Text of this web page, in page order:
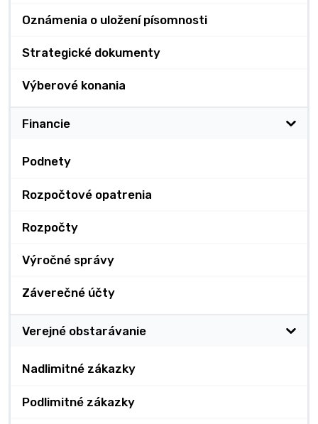
Oznámenia o uložení písomnosti
Strategické dokumenty
Výberové konania
Financie
Podnety
Rozpočtové opatrenia
Rozpočty
Výročné správy
Záverečné účty
Verejné obstarávanie
Nadlimitné zákazky
Podlimitné zákazky